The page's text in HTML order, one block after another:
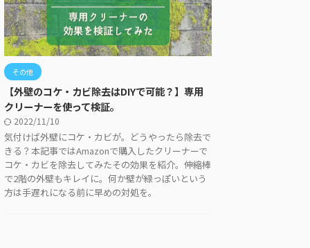
その他
【外壁のコケ・カビ除去はDIYで可能？】専用
クリーナーを使って検証。
2022/11/10
気付けば外壁にコケ・カビが。どうやったら除去で
きる？本記事ではAmazonで購入したクリーナーで
コケ・カビを除去してみたその効果を紹介。伸縮棒
で2階の外壁もキレイに。何か壁が緑っぽいという
方は手遅れになる前に早めの対処を。